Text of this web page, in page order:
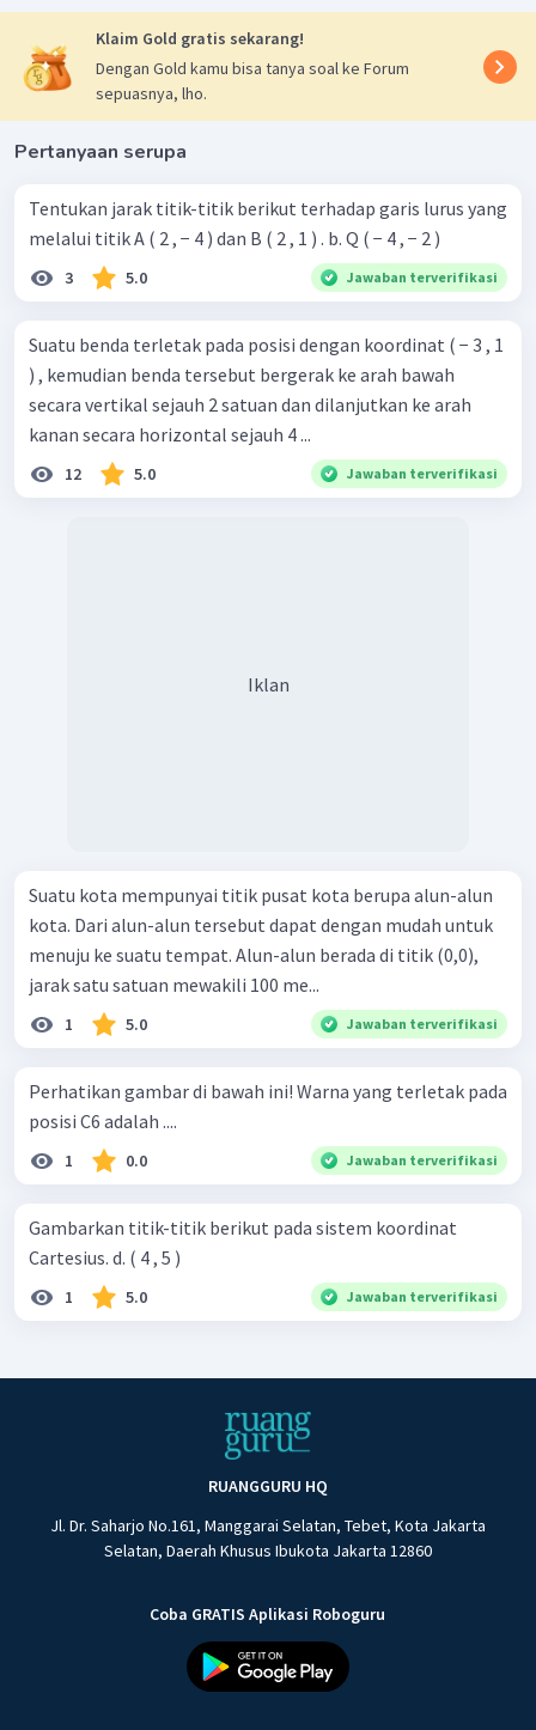
Klaim Gold gratis sekarang!
Dengan Gold kamu bisa tanya soal ke Forum
sepuasnya, lho.
Pertanyaan serupa
Tentukan jarak titik-titik berikut terhadap garis lurus yang
melalui titik A ( 2 , − 4 ) dan B ( 2 , 1 ) . b. Q ( − 4 , − 2 )
3 5.0 Jawaban terverifikasi
Suatu benda terletak pada posisi dengan koordinat ( − 3 , 1
) , kemudian benda tersebut bergerak ke arah bawah
secara vertikal sejauh 2 satuan dan dilanjutkan ke arah
kanan secara horizontal sejauh 4 ...
12 5.0 Jawaban terverifikasi
Iklan
Suatu kota mempunyai titik pusat kota berupa alun-alun
kota. Dari alun-alun tersebut dapat dengan mudah untuk
menuju ke suatu tempat. Alun-alun berada di titik (0,0),
jarak satu satuan mewakili 100 me...
1 5.0 Jawaban terverifikasi
Perhatikan gambar di bawah ini! Warna yang terletak pada
posisi C6 adalah ....
1 0.0 Jawaban terverifikasi
Gambarkan titik-titik berikut pada sistem koordinat
Cartesius. d. ( 4 , 5 )
1 5.0 Jawaban terverifikasi
RUANGGURU HQ
Jl. Dr. Saharjo No.161, Manggarai Selatan, Tebet, Kota Jakarta
Selatan, Daerah Khusus Ibukota Jakarta 12860
Coba GRATIS Aplikasi Roboguru